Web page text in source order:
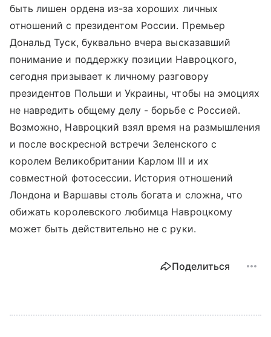
быть лишен ордена из-за хороших личных
отношений с президентом России. Премьер
Дональд Туск, буквально вчера высказавший
понимание и поддержку позиции Навроцкого,
сегодня призывает к личному разговору
президентов Польши и Украины, чтобы на эмоциях
не навредить общему делу - борьбе с Россией.
Возможно, Навроцкий взял время на размышления
и после воскресной встречи Зеленского с
королем Великобритании Карлом III и их
совместной фотосессии. История отношений
Лондона и Варшавы столь богата и сложна, что
обижать королевского любимца Навроцкому
может быть действительно не с руки.
Поделиться